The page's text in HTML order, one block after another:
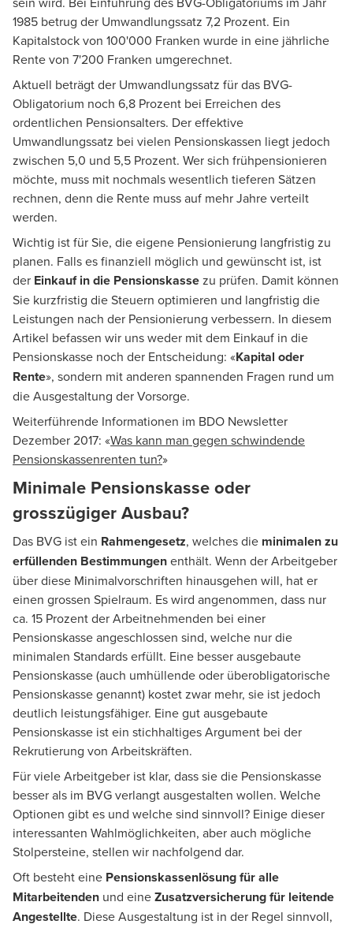
1985 betrug der Umwandlungssatz 7,2 Prozent. Ein
Kapitalstock von 100'000 Franken wurde in eine jährliche
Rente von 7'200 Franken umgerechnet.
Aktuell beträgt der Umwandlungssatz für das BVG-
Obligatorium noch 6,8 Prozent bei Erreichen des
ordentlichen Pensionsalters. Der effektive
Umwandlungssatz bei vielen Pensionskassen liegt jedoch
zwischen 5,0 und 5,5 Prozent. Wer sich frühpensionieren
möchte, muss mit nochmals wesentlich tieferen Sätzen
rechnen, denn die Rente muss auf mehr Jahre verteilt
werden.
Wichtig ist für Sie, die eigene Pensionierung langfristig zu
planen. Falls es finanziell möglich und gewünscht ist, ist
der Einkauf in die Pensionskassezu prüfen. Damit können
Sie kurzfristig die Steuern optimieren und langfristig die
Leistungen nach der Pensionierung verbessern. In diesem
Artikel befassen wir uns weder mit dem Einkauf in die
Pensionskasse noch der Entscheidung: «Kapital oder
Rente», sondern mit anderen spannenden Fragen rund um
die Ausgestaltung der Vorsorge.
Weiterführende Informationen im BDO Newsletter
Dezember 2017: «Was kann man gegen schwindende
Pensionskassenrenten tun?»
Minimale Pensionskasse oder
grosszügiger Ausbau?
Das BVG ist ein Rahmengesetz, welches die minimalen zu
erfüllenden Bestimmungenenthält. Wenn der Arbeitgeber
über diese Minimalvorschriften hinausgehen will, hat er
einen grossen Spielraum. Es wird angenommen, dass nur
ca. 15 Prozent der Arbeitnehmenden bei einer
Pensionskasse angeschlossen sind, welche nur die
minimalen Standards erfüllt. Eine besser ausgebaute
Pensionskasse (auch umhüllende oder überobligatorische
Pensionskasse genannt) kostet zwar mehr, sie ist jedoch
deutlich leistungsfähiger. Eine gut ausgebaute
Pensionskasse ist ein stichhaltiges Argument bei der
Rekrutierung von Arbeitskräften.
Für viele Arbeitgeber ist klar, dass sie die Pensionskasse
besser als im BVG verlangt ausgestalten wollen. Welche
Optionen gibt es und welche sind sinnvoll? Einige dieser
interessanten Wahlmöglichkeiten, aber auch mögliche
Stolpersteine, stellen wir nachfolgend dar.
Oft besteht eine Pensionskassenlösung für alle
Mitarbeitenden und eineZusatzversicherung für leitende
Angestellte. Diese Ausgestaltung ist in der Regel sinnvoll,